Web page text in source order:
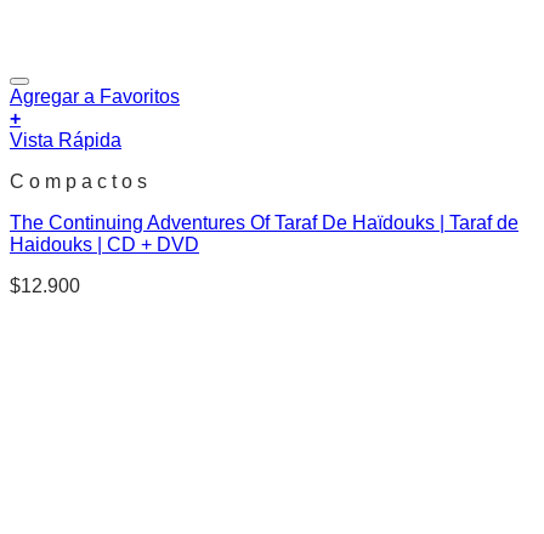
Agregar a Favoritos
+
Vista Rápida
C o m p a c t o s
The Continuing Adventures Of Taraf De Haïdouks | Taraf de
Haidouks | CD + DVD
$12.900